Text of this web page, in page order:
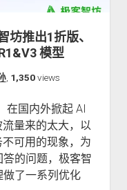
坊推出1折版、
模型
, 1,350views
在国内外掀起 AI
量来的太大，以
可用的现象，为
的问题，极客智
了一系列优化